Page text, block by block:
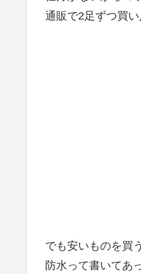
通販で2足ずつ買い
でも安いものを買
防水って書いてあ